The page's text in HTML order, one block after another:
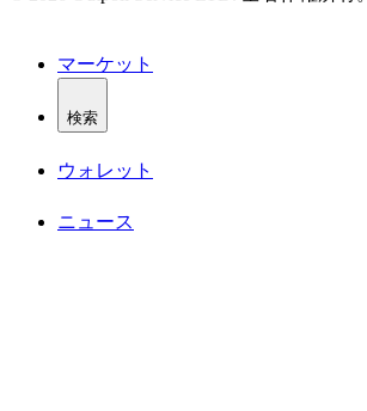
マーケット
検索
ウォレット
ニュース